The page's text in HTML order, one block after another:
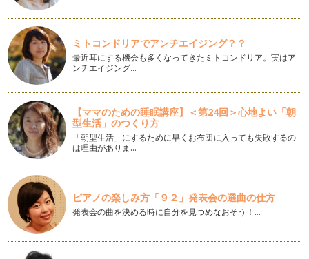
ママが赤ちゃんと楽しむエクササイズ：ウエストシェイプ①
「体重は落ちたけど、お腹周りがたるんだままなんです」 そ
んな言葉をママからよく聞き…
ママが赤ちゃんと楽しむエクササイズ：二の腕シェイプ
エクササイズは赤ちゃんがいてなかなか出来ないとお思いの方
も多いのでは？ 赤ちゃんと…
肩こりに効く簡単ストレッチ
厚生労働省の発表によると女性の不調のランキング堂々の第一
位が「肩こり」。 育児や家…
あなたの頭痛、歯を食いしばり過ぎていませんか？
1日重たい気持ちになる頭痛。 現代病の一つでもあり、頭痛や
片頭痛に悩む人も少なくあ…
座り方を変えるだけで下腹ポッコリ解消
産後、どうしても気になるのがお腹まわり。 特に下腹部。 ポ
ミトコンドリアでアンチエイジング？？
最近耳にする機会も多くなってきたミトコンドリア。実はア
ンチエイジング…
【ママのための睡眠講座】＜第24回＞心地よい「朝
型生活」のつくり方
「朝型生活」にするために早くお布団に入っても失敗するの
は理由がありま…
ピアノの楽しみ方「９２」発表会の選曲の仕方
発表会の曲を決める時に自分を見つめなおそう！…